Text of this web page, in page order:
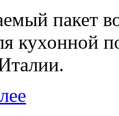
пакет
кухонной